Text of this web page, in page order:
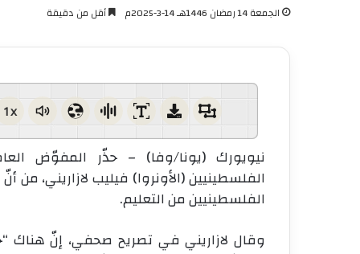
الجمعة 14 رمضان 1446هـ 14-3-2025م أقل من دقيقة
1x
نيويورك (يونا/وفا) – حذّر المفوّض
الفلسطينيين (الأونروا) فيليب لازاريني،
الفلسطينيين من التعليم.
وقال لازاريني في تصريح صحفي، إنّ هناك